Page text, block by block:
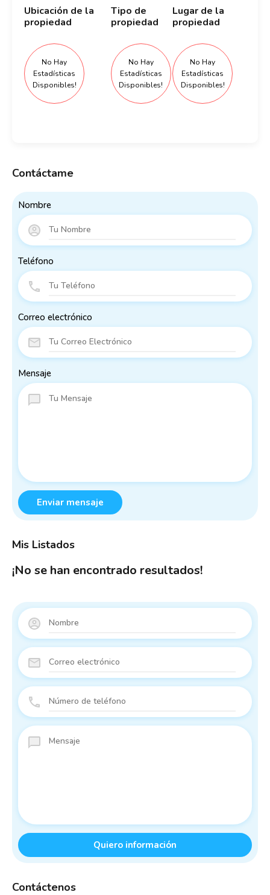
Ubicación de la
propiedad
No Hay
Estadísticas
Disponibles!
Tipo de
propiedad
No Hay
Estadísticas
Disponibles!
Lugar de la
propiedad
No Hay
Estadísticas
Disponibles!
Contáctame
Nombre
Teléfono
Correo electrónico
Mensaje
Enviar mensaje
Mis Listados
¡No se han encontrado resultados!
Contáctenos